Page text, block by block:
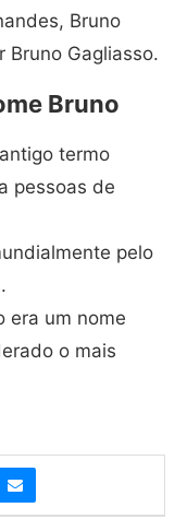
Bruno
Bruno Gagliasso.
Bruno
termo
pessoas de
pelo
era um nome
o mais